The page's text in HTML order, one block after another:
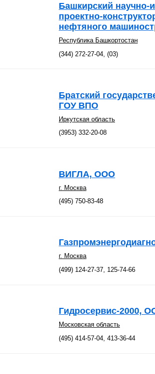
Башкирский научно-
проектно-
нефтяного
Республика Башкортостан
(344) 272-27-04, (03)
Братский
ГОУ ВПО
Иркутская область
(3953) 332-20-08
ВИГЛА, ООО
г. Москва
(495) 750-83-48
г. Москва
(499) 124-27-37, 125-74-66
Гидросервис-2000,
Московская область
(495) 414-57-04, 413-36-44